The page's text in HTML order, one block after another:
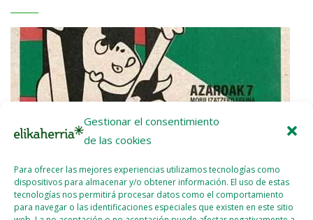
Gestionar el consentimiento
de las cookies
Para ofrecer las mejores experiencias utilizamos tecnologías como
dispositivos para almacenar y/o obtener información. El uso de estas
tecnologías nos permitirá procesar datos como el comportamiento
para navegar o las identificaciones especiales que existen en este sitio